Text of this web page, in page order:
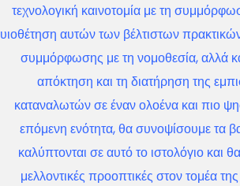
τεχνολογική καινοτομία με τη
υιοθέτηση αυτών των βέλτιστων
συμμόρφωσης με τη νομοθεσία, αλλά
απόκτηση και τη διατήρηση της
καταναλωτών σε έναν ολοένα και πιο
επόμενη ενότητα, θα συνοψίσουμε τα
καλύπτονται σε αυτό το ιστολόγιο και
μελλοντικές προοπτικές στον τομέα